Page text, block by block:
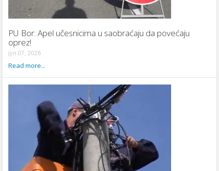
PU Bor: Apel učesnicima u saobraćaju da povećaju
oprez!
јул 07, 2026
Read more...